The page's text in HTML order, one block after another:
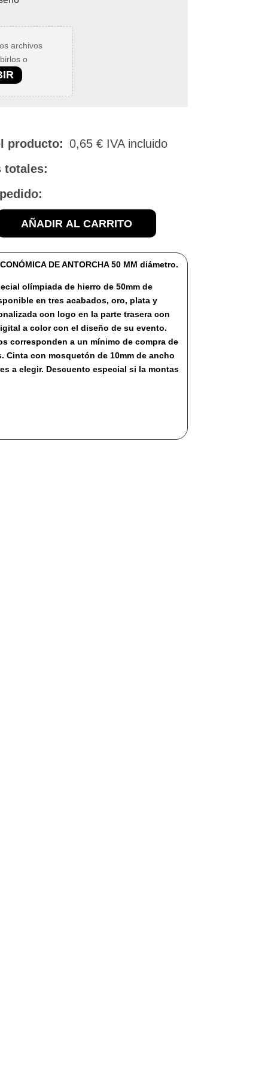
archivos
o
producto: 0,65€ IVA incluido
totales:
AÑADIR AL CARRITO
DE ANTORCHA 50 MM diámetro.
olímpiada de hierro de 50mm de
en tres acabados, oro, plata y
con logo en la parte trasera con
a color con el diseño de su evento.
corresponden a un mínimo de compra de
Cinta con mosquetón de 10mm de ancho
a elegir. Descuento especial si la montas